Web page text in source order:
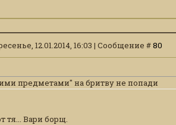
12.01.2014, 16:03 | Сообщение #80
предметами" на бритву не попади
тя... Вари борщ.